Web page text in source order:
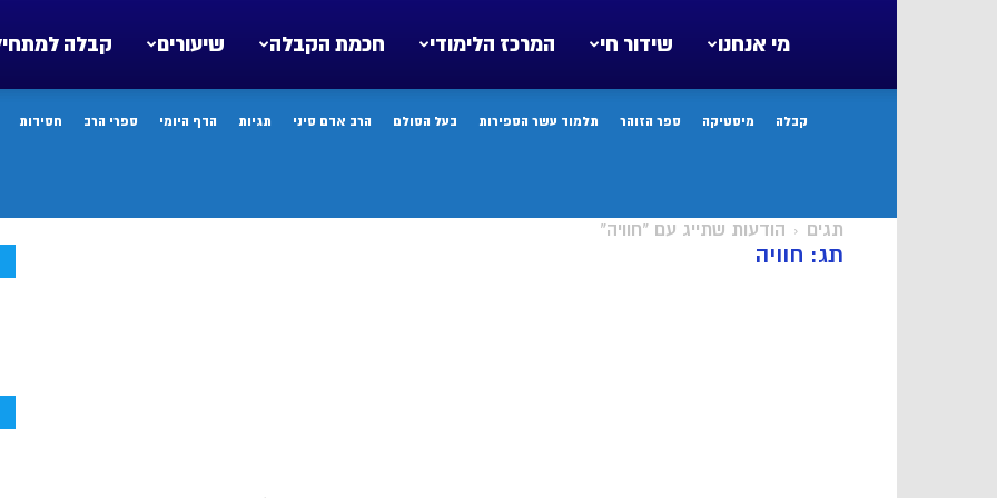
קבלה שיעורים חכמת הקבלה המרכז הלימודי שידור חי מי אנחנו
קבלה מיסטיקה ספר הזוהר תלמוד עשר הספירות בעל הסולם הרב אדם סיני תגיות הדף היומי ספרי הרב חסידות
תגים הודעות שתייג עם "חוויה"
תג: חוויה